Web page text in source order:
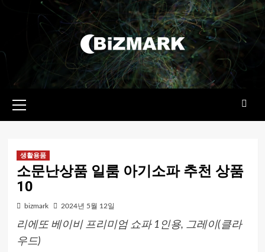
메뉴
생활용품
소문난상품 일룸 아기소파 추천 상품
10
bizmark 2024년 5월 12일
리에또 베이비 프리미엄 쇼파 1인용, 그레이(클라
우드)